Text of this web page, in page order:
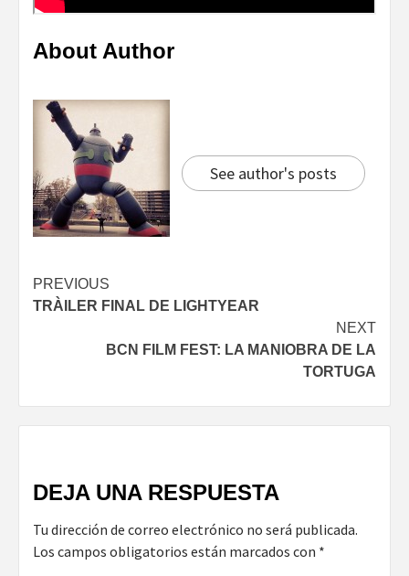
About Author
See author's posts
Continue
Reading
PREVIOUS
TRÀILER FINAL DE LIGHTYEAR
NEXT
BCN FILM FEST: LA MANIOBRA DE LA
TORTUGA
DEJA UNA RESPUESTA
Tu dirección de correo electrónico no será publicada.
Los campos obligatorios están marcados con *